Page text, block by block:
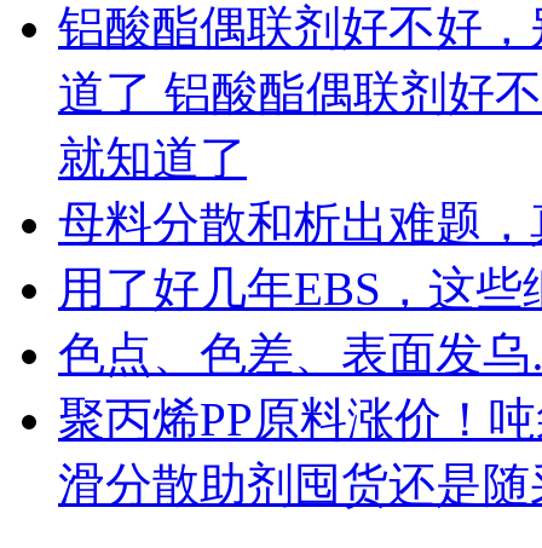
铝酸酯偶联剂好不好
道了 铝酸酯偶联剂好
就知道了
母料分散和析出难题
用了好几年EBS，这
色点、色差、表面发
聚丙烯PP原料涨价！
滑分散助剂囤货还是随